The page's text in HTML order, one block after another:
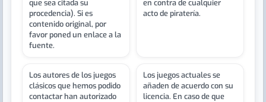
que sea citada su
procedencia). Si es
contenido original, por
favor poned un enlace a la
fuente.
en contra de cualquier
acto de piratería.
Los autores de los juegos
clásicos que hemos podido
contactar han autorizado
Los juegos actuales se
añaden de acuerdo con su
licencia. En caso de que